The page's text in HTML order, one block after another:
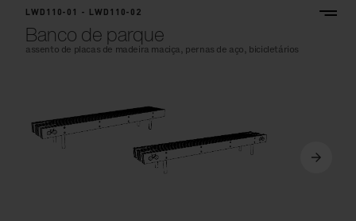
LWD110-01 - LWD110-02
Banco de parque
assento de placas de madeira maciça, pernas de aço, bicicletários